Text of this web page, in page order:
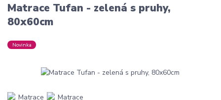
Matrace Tufan - zelená s pruhy,
80x60cm
Novinka